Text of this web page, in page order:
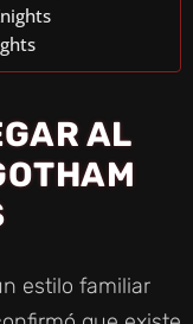
AL
estilo familiar